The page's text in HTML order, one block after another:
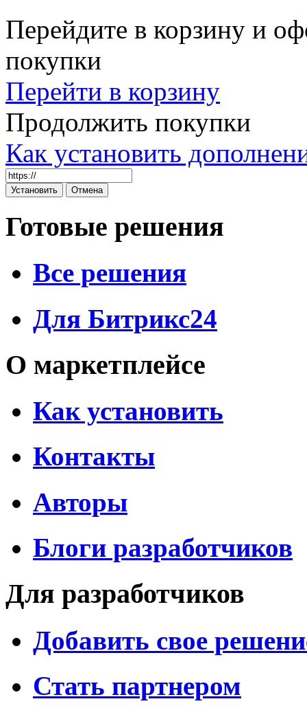
Перейдите в корзину и
покупки
Перейти в корзину
Продолжить покупки
Как установить
Готовые решения
Все решения
Для Битрикс24
О маркетплейсе
Как установить
Контакты
Авторы
Блоги разработчиков
Для разработчиков
Добавить свое
Стать партнером